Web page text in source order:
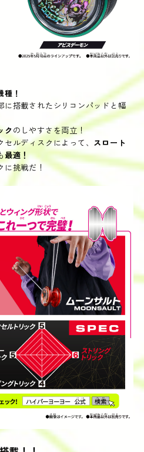
！
に搭載されたシリコンパッドと幅
クのしやすさを両立！​
ルディスクによって、 スロート
最適！​
に挑戦だ！​